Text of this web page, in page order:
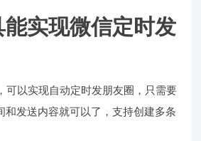
能实现微信定时发
可以实现自动定时发朋友圈，只需要
和发送内容就可以了，支持创建多条